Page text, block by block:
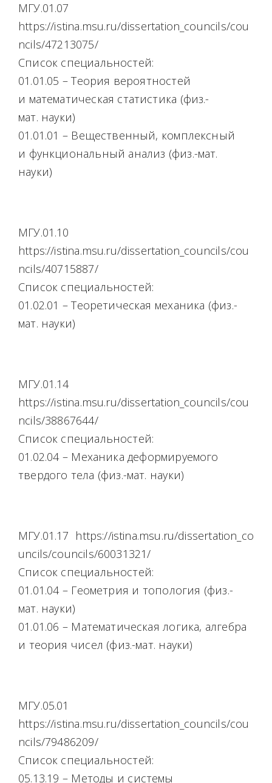
МГУ.01.07
https://istina.msu.ru/dissertation_councils/cou
ncils/47213075/
Список специальностей:
01.01.05 – Теория вероятностей
и математическая статистика (физ.-
мат. науки)
01.01.01 – Вещественный, комплексный
и функциональный анализ (физ.-мат.
науки)
МГУ.01.10
https://istina.msu.ru/dissertation_councils/cou
ncils/40715887/
Список специальностей:
01.02.01 – Теоретическая механика (физ.-
мат. науки)
МГУ.01.14
https://istina.msu.ru/dissertation_councils/cou
ncils/38867644/
Список специальностей:
01.02.04 – Механика деформируемого
твердого тела (физ.-мат. науки)
МГУ.01.17 https://istina.msu.ru/dissertation_co
uncils/councils/60031321/
Список специальностей:
01.01.04 – Геометрия и топология (физ.-
мат. науки)
01.01.06 – Математическая логика, алгебра
и теория чисел (физ.-мат. науки)
МГУ.05.01
https://istina.msu.ru/dissertation_councils/cou
ncils/79486209/
Список специальностей:
05.13.19 – Методы и системы